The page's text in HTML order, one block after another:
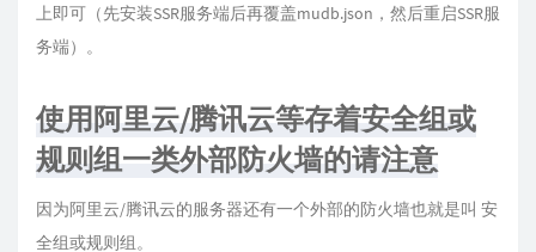
上即可（先安装SSR服务端后再覆盖mudb.json，然后重启SSR服
务端）。
使用阿里云/腾讯云等存着安全组或
规则组一类外部防火墙的请注意
因为阿里云/腾讯云的服务器还有一个外部的防火墙也就是叫 安
全组或规则组。